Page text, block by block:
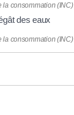
la consommation (INC)
des eaux
la consommation (INC)